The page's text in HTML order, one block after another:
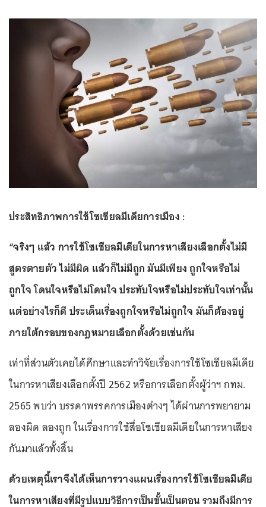
ประสิทธิภาพการใช้โซเชียลมีเดียการเมือง :
“จริงๆ แล้ว การใช้โซเชียลมีเดียในการหาเสียงเลือกตั้งไม่มี
สูตรตายตัว ไม่มีผิด แล้วก็ไม่มีถูก มันมีเพียง ถูกใจหรือไม่
ถูกใจ โดนใจหรือไม่โดนใจ ประทับใจหรือไม่ประทับใจเท่านั้น
แต่อย่างไรก็ดี ประเด็นเรื่องถูกใจหรือไม่ถูกใจ มันก็ต้องอยู่
ภายใต้กรอบของกฎหมายเลือกตั้งด้วยเช่นกัน
เท่าที่ส่วนตัวเคยได้ศึกษาและทำวิจัยเรื่องการใช้โซเชียลมีเดีย
ในการหาเสียงเลือกตั้งปี 2562 หรือการเลือกตั้งผู้ว่าฯ กทม.
2565 พบว่า บรรดาพรรคการเมืองต่างๆ ได้ผ่านการพยายาม
ลองผิด ลองถูก ในเรื่องการใช้สื่อโซเชียลมีเดียในการหาเสียง
กันมาแล้วทั้งสิ้น
ด้วยเหตุนี้เราจึงได้เห็นการวางแผนเรื่องการใช้โซเชียลมีเดีย
ในการหาเสียงที่มีรูปแบบวิธีการเป็นขั้นเป็นตอน รวมถึงมีการ